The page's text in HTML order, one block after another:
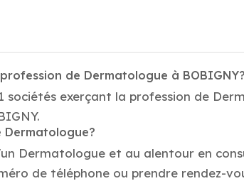
de Dermatologue à BOBIGNY?
sociétés exerçant la profession de
Dermatologue?
Dermatologue et au alentour en
de téléphone ou prendre rendez-